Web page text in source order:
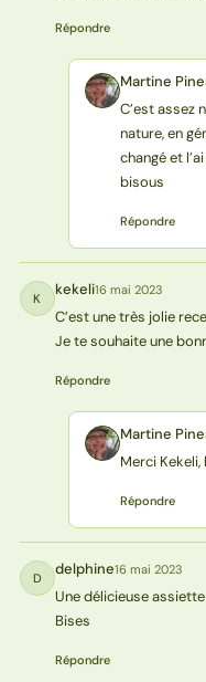
Répondre
MP Martine
C’est assez
nature, en
changé et
bisous
Répondre
K kekeli16 mai 2023
C’est une très jolie
Je te souhaite une
Répondre
MP Martine
Merci
Répondre
D delphine16 mai 2023
Une délicieuse
Bises
Répondre